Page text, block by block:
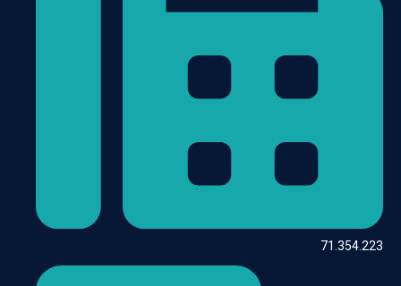
71.354.223